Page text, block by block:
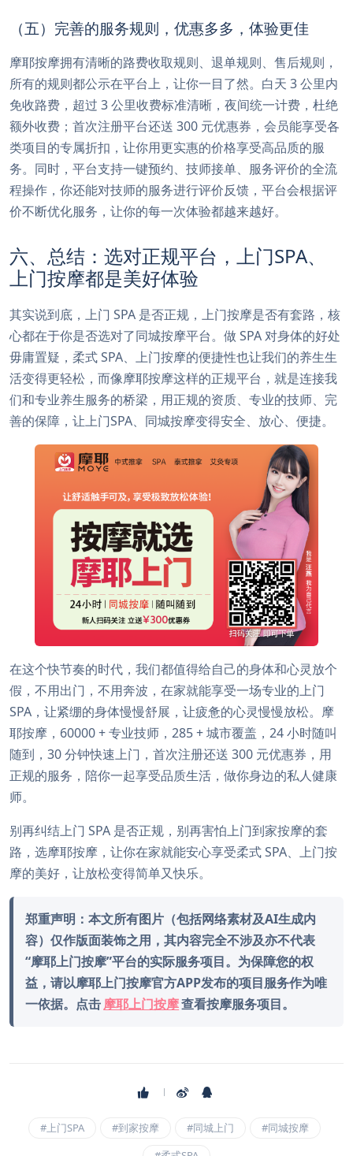
（五）完善的服务规则，优惠多多，体验更佳
摩耶按摩拥有清晰的路费收取规则、退单规则、售后规则，
所有的规则都公示在平台上，让你一目了然。白天 3 公里内
免收路费，超过 3 公里收费标准清晰，夜间统一计费，杜绝
额外收费；首次注册平台还送 300 元优惠券，会员能享受各
类项目的专属折扣，让你用更实惠的价格享受高品质的服
务。同时，平台支持一键预约、技师接单、服务评价的全流
程操作，你还能对技师的服务进行评价反馈，平台会根据评
价不断优化服务，让你的每一次体验都越来越好。
六、总结：选对正规平台，上门SPA、
上门按摩都是美好体验
其实说到底，上门 SPA 是否正规，上门按摩是否有套路，核
心都在于你是否选对了同城按摩平台。做 SPA 对身体的好处
毋庸置疑，柔式 SPA、上门按摩的便捷性也让我们的养生生
活变得更轻松，而像摩耶按摩这样的正规平台，就是连接我
们和专业养生服务的桥梁，用正规的资质、专业的技师、完
善的保障，让上门SPA、同城按摩变得安全、放心、便捷。
在这个快节奏的时代，我们都值得给自己的身体和心灵放个
假，不用出门，不用奔波，在家就能享受一场专业的上门
SPA，让紧绷的身体慢慢舒展，让疲惫的心灵慢慢放松。摩
耶按摩，60000 + 专业技师，285 + 城市覆盖，24 小时随叫
随到，30 分钟快速上门，首次注册还送 300 元优惠券，用
正规的服务，陪你一起享受品质生活，做你身边的私人健康
师。
别再纠结上门 SPA 是否正规，别再害怕上门到家按摩的套
路，选摩耶按摩，让你在家就能安心享受柔式 SPA、上门按
摩的美好，让放松变得简单又快乐。
郑重声明：本文所有图片（包括网络素材及AI生成内
容）仅作版面装饰之用，其内容完全不涉及亦不代表
“摩耶上门按摩”平台的实际服务项目。为保障您的权
益，请以摩耶上门按摩官方APP发布的项目服务作为唯
一依据。点击摩耶上门按摩查看按摩服务项目。
#上门SPA #到家按摩 #同城上门
#同城按摩